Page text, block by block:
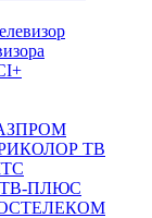
ТВ
ПЛЮС